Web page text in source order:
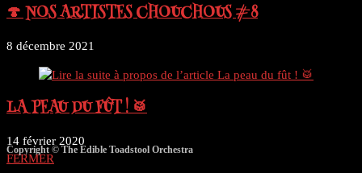
🍄 NOS ARTISTES CHOUCHOUS #8
8 décembre 2021
LA PEAU DU FÛT ! 🥁
14 février 2020
Copyright © The Edible Toadstool Orchestra
FERMER